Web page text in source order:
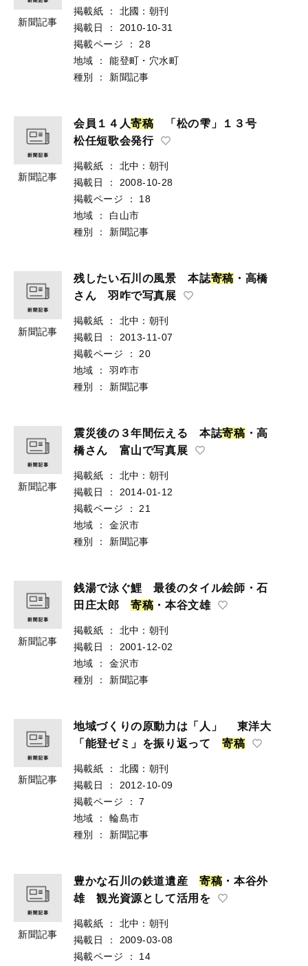
新聞記事
掲載紙 ：
北國：朝刊
掲載日
：
2010-10-31
掲載ページ
：
28
地域
：
能登町・穴水町
種別
： 新聞記事
新聞記事
会員１４人寄稿 「松の雫」１３号
松任短歌会発行
掲載紙 ：
北中：朝刊
掲載日
：
2008-10-28
掲載ページ
：
18
地域
：
白山市
種別
： 新聞記事
新聞記事
残したい石川の風景 本誌寄稿 ・高橋
さん 羽咋で写真展
掲載紙 ：
北中：朝刊
掲載日
：
2013-11-07
掲載ページ
：
20
地域
：
羽咋市
種別
： 新聞記事
新聞記事
震災後の３年間伝える 本誌寄稿 ・高
橋さん 富山で写真展
掲載紙 ：
北中：朝刊
掲載日
：
2014-01-12
掲載ページ
：
21
地域
：
金沢市
種別
： 新聞記事
新聞記事
銭湯で泳ぐ鯉 最後のタイル絵師・石
田庄太郎寄稿 ・本谷文雄
掲載紙 ：
北中：朝刊
掲載日
：
2001-12-02
地域
：
金沢市
種別
： 新聞記事
新聞記事
地域づくりの原動力は「人」 東洋大
「能登ゼミ」を振り返って寄稿
掲載紙 ：
北國：朝刊
掲載日
：
2012-10-09
掲載ページ
：
7
地域
：
輪島市
種別
： 新聞記事
新聞記事
豊かな石川の鉄道遺産寄稿 ・本谷外
雄 観光資源として活用を
掲載紙 ：
北中：朝刊
掲載日
：
2009-03-08
掲載ページ
：
14